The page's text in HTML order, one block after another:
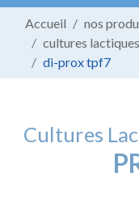
Accueil nos
cultures lactiques
di-prox tpf7
Cultures